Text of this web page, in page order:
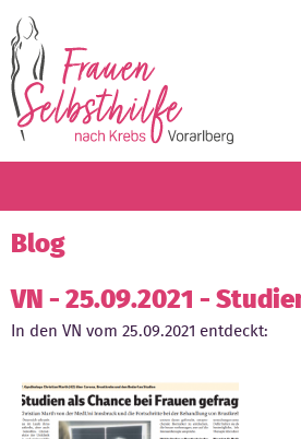
Termine
Angebot
Wissenswertes
Der Verein
Blog
VN - 25.09.2021 -
In den VN vom 25.09.2021 entdeckt: